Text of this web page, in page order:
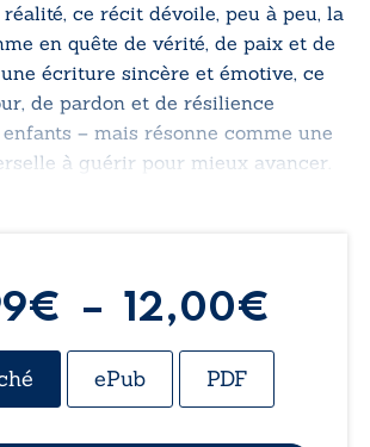
ce récit dévoile, peu à peu, la
en quête de vérité, de paix et de
écriture sincère et émotive, ce
de pardon et de résilience
enfants – mais résonne comme une
à guérir pour mieux avancer.
€ – 12,00€
de
ePub PDF